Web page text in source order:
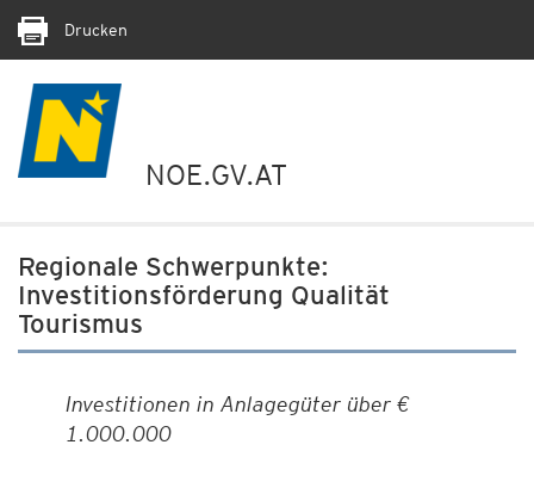
Drucken
NOE.GV.AT
Regionale Schwerpunkte:
Investitionsförderung Qualität
Tourismus
Investitionen in Anlagegüter über €
1.000.000